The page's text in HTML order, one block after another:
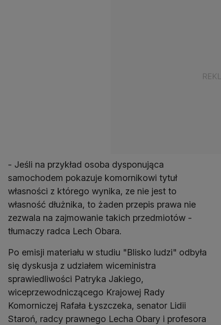
- Jeśli na przykład osoba dysponująca
samochodem pokazuje komornikowi tytuł
własności z którego wynika, ze nie jest to
własność dłużnika, to żaden przepis prawa nie
zezwala na zajmowanie takich przedmiotów -
tłumaczy radca Lech Obara.
Po emisji materiału w studiu "Blisko ludzi" odbyła
się dyskusja z udziałem wiceministra
sprawiedliwości Patryka Jakiego,
wiceprzewodniczącego Krajowej Rady
Komorniczej Rafała Łyszczeka, senator Lidii
Staroń, radcy prawnego Lecha Obary i profesora